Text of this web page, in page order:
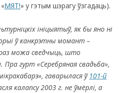
МЯТ!» у гэтым шэрагу ўзгадаць).
ініцыятыў, як бы яно ні
ў канкрэтны момант –
можа сведчыць, што
Пра гурт «Серебряная свадьба»,
гаварылася ў 101-й
калапсу 2003 г. не ўмёрлі, а